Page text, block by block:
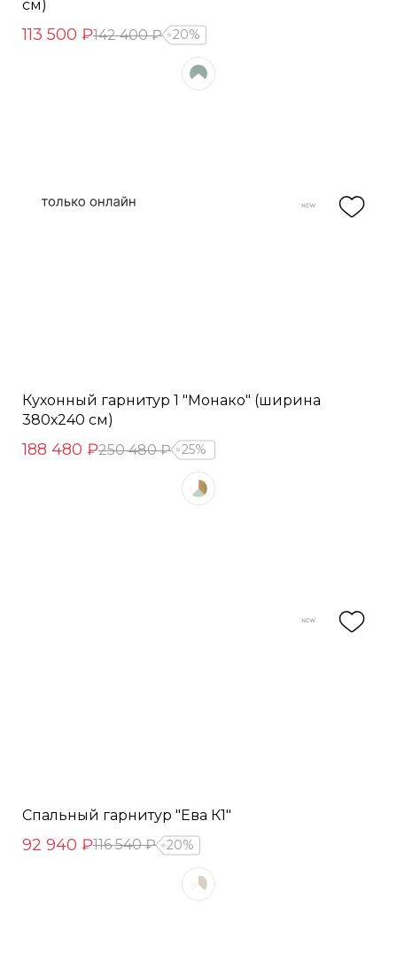
см)
113 500 ₽142 400 ₽ 20%
Кухонный гарнитур 1 "Монако" (ширина
380х240 см)
188 480 ₽250 480 ₽ 25%
Спальный гарнитур "Ева К1"
92 940 ₽116 540 ₽ 20%